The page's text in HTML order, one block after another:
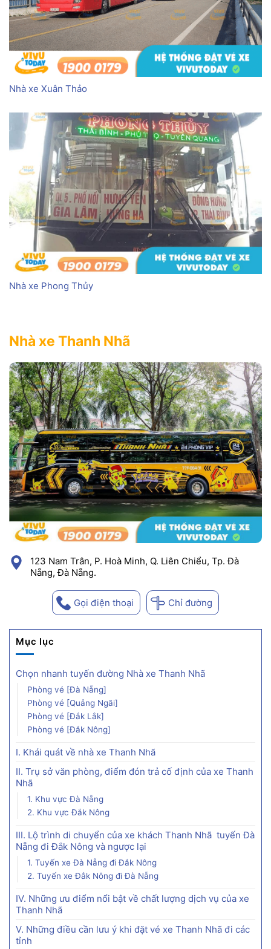
Nhà xe Thanh Nhã
123 Nam Trân, P. Hoà Minh, Q. Liên Chiểu, Tp. Đà
Nẵng, Đà Nẵng.
Gọi điện thoại Chỉ đường
Mục lục
Chọn nhanh tuyến đường Nhà xe Thanh Nhã
Phòng vé [Đà Nẵng]
Phòng vé [Quảng Ngãi]
Phòng vé [Đắk Lắk]
Phòng vé [Đắk Nông]
I. Khái quát về nhà xe Thanh Nhã
II. Trụ sở văn phòng, điểm đón trả cố định của xe Thanh
Nhã
1. Khu vực Đà Nẵng
2. Khu vực Đắk Nông
III. Lộ trình di chuyển của xe khách Thanh Nhã tuyến Đà
Nẵng đi Đắk Nông và ngược lại
1. Tuyến xe Đà Nẵng đi Đắk Nông
2. Tuyến xe Đắk Nông đi Đà Nẵng
IV. Những ưu điểm nổi bật về chất lượng dịch vụ của xe
Thanh Nhã
V. Những điều cần lưu ý khi đặt vé xe Thanh Nhã đi các
tỉnh
Nhà xe Xuân Thảo
Nhà xe Phong Thủy